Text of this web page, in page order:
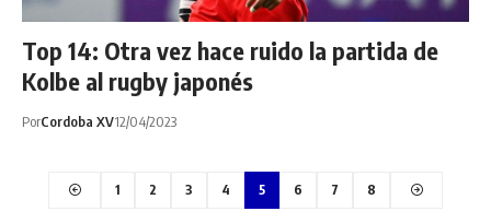
Top 14: Otra vez hace ruido la partida de
Kolbe al rugby japonés
PorCordoba XV12/04/2023
1 2 3 4 5 6 7 8